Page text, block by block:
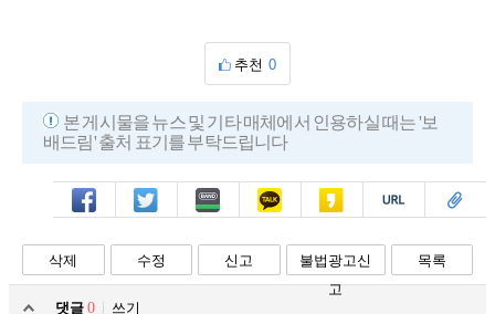
추천 0
본 게시물을 뉴스 및 기타 매체에서 인용하실 때는 '보
배드림' 출처 표기를 부탁드립니다
페북 트윗 밴드 카톡 카스 복사 스크랩
삭제 수정 신고
불법광고신
고
목록
댓글 0
쓰기